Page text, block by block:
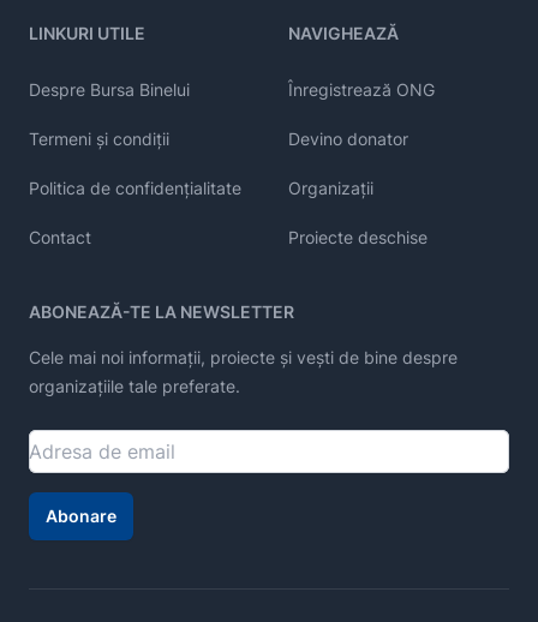
LINKURI UTILE
Despre Bursa Binelui
Termeni și condiții
Politica de confidențialitate
Contact
NAVIGHEAZĂ
Înregistrează ONG
Devino donator
Organizații
Proiecte deschise
ABONEAZĂ-TE LA NEWSLETTER
Cele mai noi informații, proiecte și vești de bine despre
organizațiile tale preferate.
Abonare